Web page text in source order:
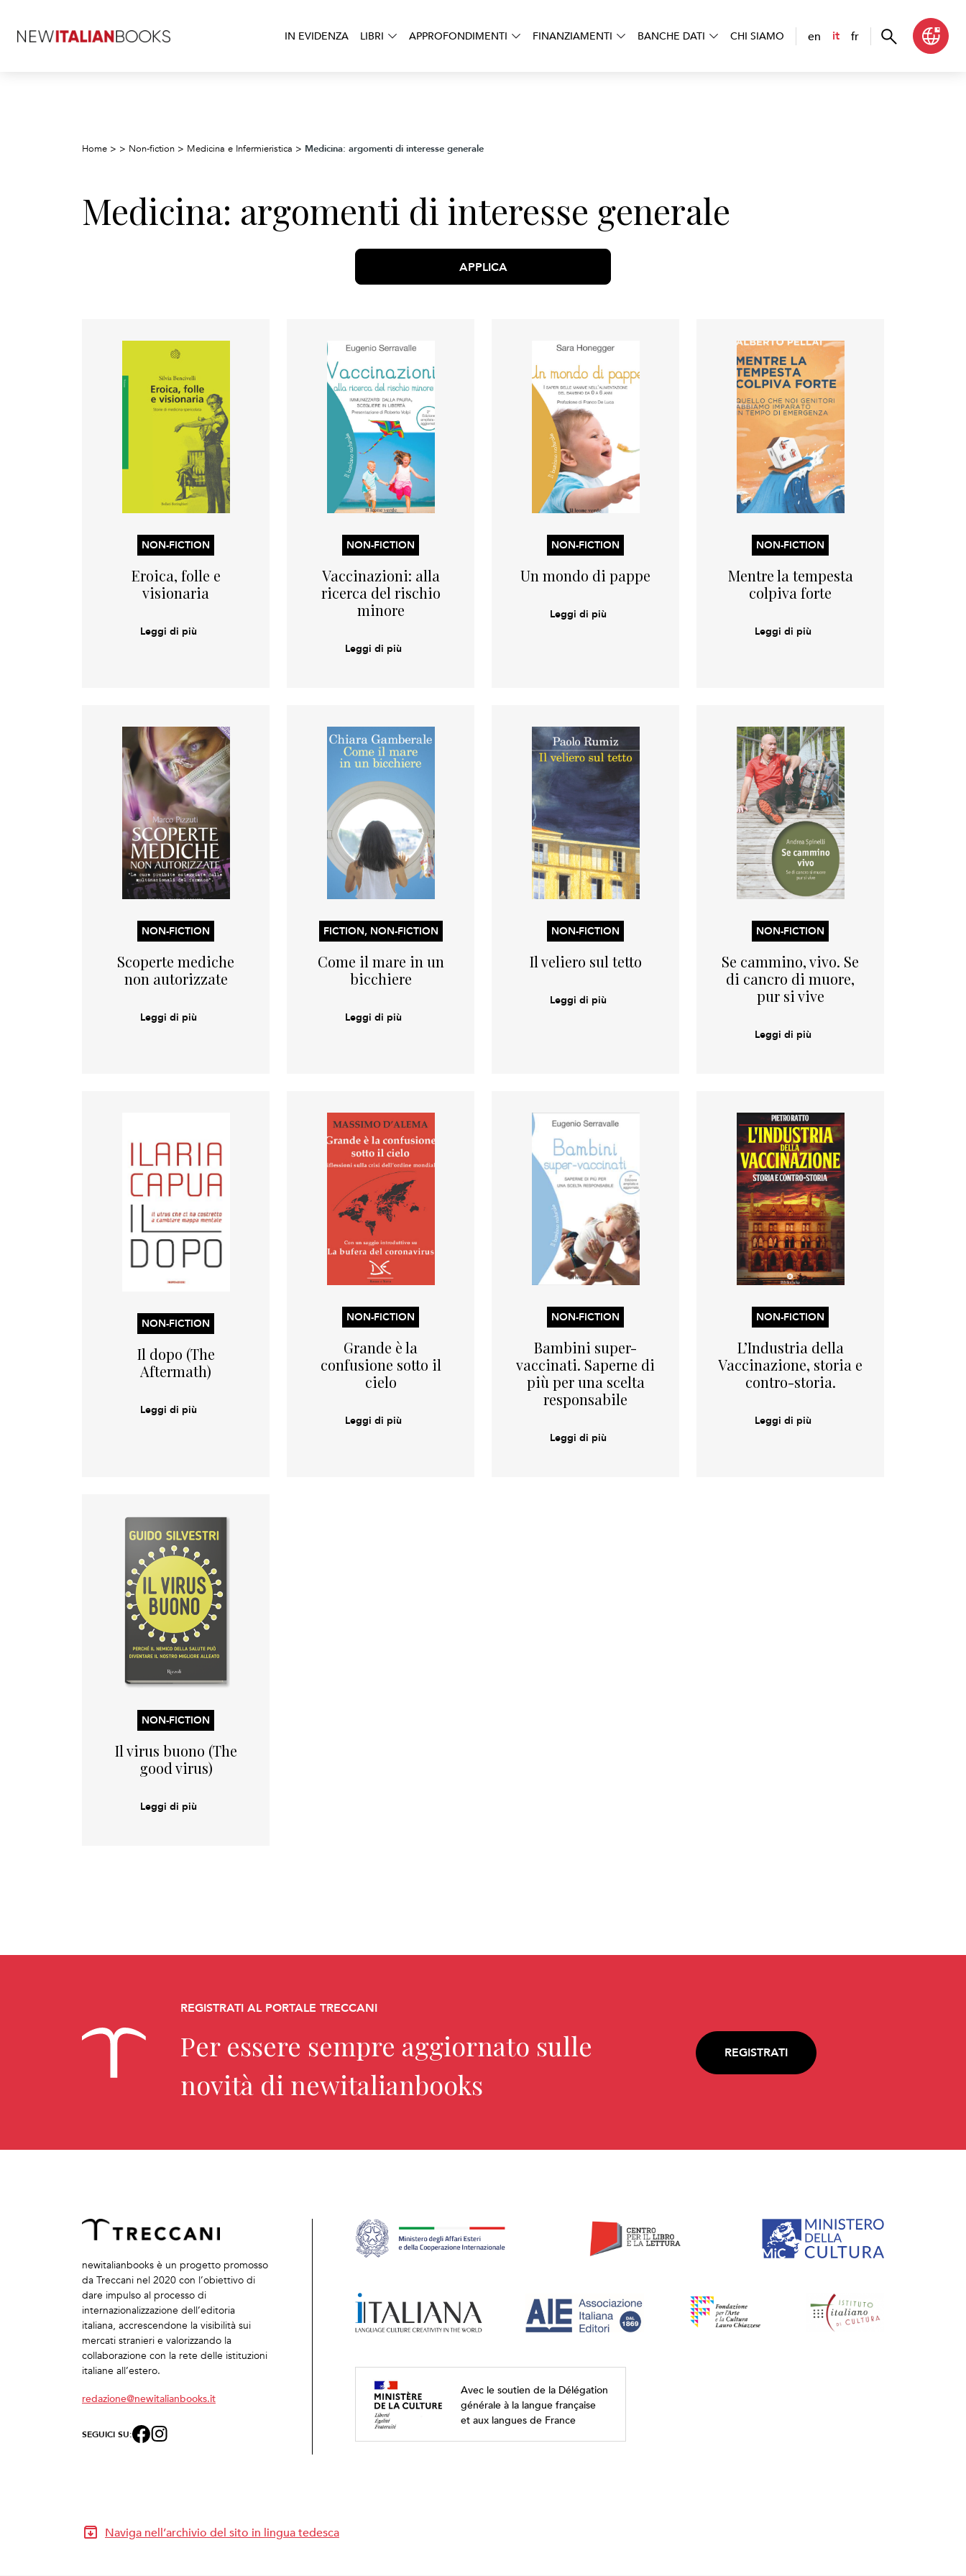
IN EVIDENZA LIBRI APPROFONDIMENTI FINANZIAMENTI BANCHE DATI CHI SIAMO en it fr
Home > > Non-fiction > Medicina e Infermieristica > Medicina: argomenti di interesse generale
Medicina: argomenti di interesse generale
APPLICA
NON-FICTION
Eroica, folle e
visionaria
Leggi di più
NON-FICTION
Vaccinazioni: alla
ricerca del rischio
minore
Leggi di più
NON-FICTION
Un mondo di pappe
Leggi di più
NON-FICTION
Mentre la tempesta
colpiva forte
Leggi di più
NON-FICTION
Scoperte mediche
non autorizzate
Leggi di più
FICTION, NON-FICTION
Come il mare in un
bicchiere
Leggi di più
NON-FICTION
Il veliero sul tetto
Leggi di più
NON-FICTION
Se cammino, vivo. Se
di cancro di muore,
pur si vive
Leggi di più
NON-FICTION
Il dopo (The
Aftermath)
Leggi di più
NON-FICTION
Grande è la
confusione sotto il
cielo
Leggi di più
NON-FICTION
Bambini super-
vaccinati. Saperne di
più per una scelta
responsabile
Leggi di più
NON-FICTION
L’Industria della
Vaccinazione, storia e
contro-storia.
Leggi di più
NON-FICTION
Il virus buono (The
good virus)
Leggi di più
REGISTRATI AL PORTALE TRECCANI
Per essere sempre aggiornato sulle
novità di newitalianbooks
REGISTRATI
newitalianbooks è un progetto promosso
da Treccani nel 2020 con l’obiettivo di
dare impulso al processo di
internazionalizzazione dell’editoria
italiana, accrescendone la visibilità sui
mercati stranieri e valorizzando la
collaborazione con la rete delle istituzioni
italiane all’estero.
redazione@newitalianbooks.it
SEGUICI SU:
Avec le soutien de la Délégation
générale à la langue française
et aux langues de France
Naviga nell’archivio del sito in lingua tedesca